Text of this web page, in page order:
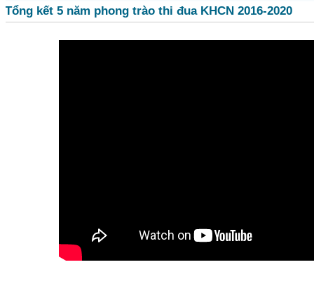
Tổng kết 5 năm phong trào thi đua KHCN 2016-2020